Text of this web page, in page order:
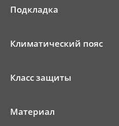
Подкладка
Климатический пояс
Класс защиты
Материал